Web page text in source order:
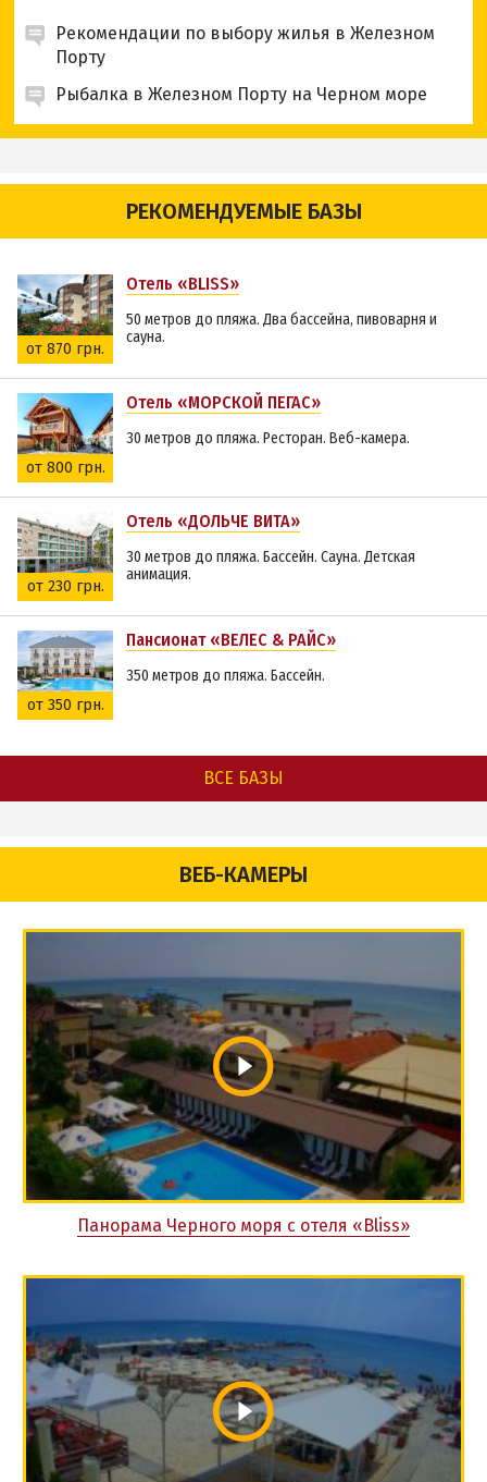
Рекомендации по выбору жилья в Железном
Порту
Рыбалка в Железном Порту на Черном море
РЕКОМЕНДУЕМЫЕ БАЗЫ
от 870 грн.
Отель «BLISS»
50 метров до пляжа. Два бассейна, пивоварня и
сауна.
от 800 грн.
Отель «МОРСКОЙ ПЕГАС»
30 метров до пляжа. Ресторан. Веб-камера.
от 230 грн.
Отель «ДОЛЬЧЕ ВИТА»
30 метров до пляжа. Бассейн. Сауна. Детская
анимация.
от 350 грн.
Пансионат «ВЕЛЕС & РАЙС»
350 метров до пляжа. Бассейн.
ВСЕ БАЗЫ
ВЕБ-КАМЕРЫ
Панорама Черного моря с отеля «Bliss»